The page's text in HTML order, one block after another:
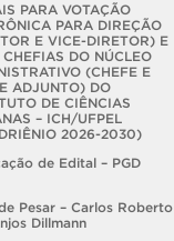
PARA VOTAÇÃO
PARA DIREÇÃO
E VICE-DIRETOR) E
CHEFIAS DO NÚCLEO
(CHEFE E
ADJUNTO) DO
DE CIÊNCIAS
– ICH/UFPEL
2026-2030)
de Edital – PGD
Pesar – Carlos Roberto
Dillmann